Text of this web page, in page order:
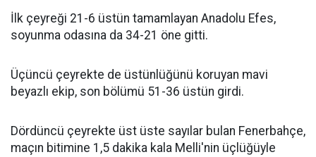
İlk çeyreği 21-6 üstün tamamlayan Anadolu Efes,
soyunma odasına da 34-21 öne gitti.
Üçüncü çeyrekte de üstünlüğünü koruyan mavi
beyazlı ekip, son bölümü 51-36 üstün girdi.
Dördüncü çeyrekte üst üste sayılar bulan Fenerbahçe,
maçın bitimine 1,5 dakika kala Melli'nin üçlüğüyle